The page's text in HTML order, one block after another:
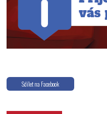
Sdílet na Facebook